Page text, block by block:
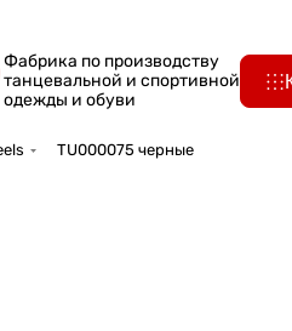
Фабрика по производству
танцевальной и спортивной
одежды и обуви
TU000075 черные